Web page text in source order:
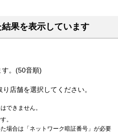
果を表示しています
。(50音順)
店舗を選択してください。
できません。
。
場合は「ネットワーク暗証番号」が必要